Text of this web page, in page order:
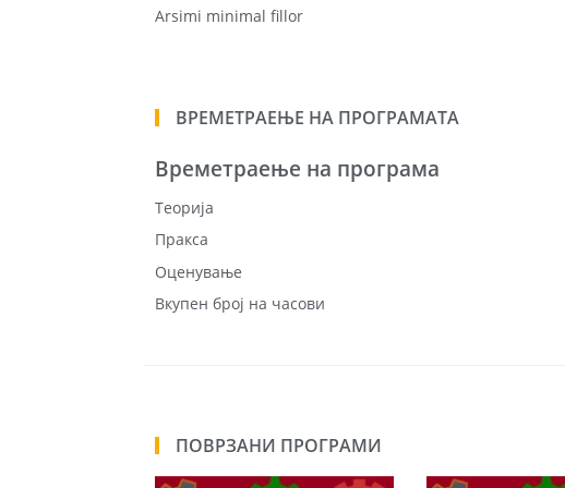
Arsimi minimal fillor
ВРЕМЕТРАЕЊЕ НА ПРОГРАМАТА
Времетраење на програма
Теорија
Пракса
Оценување
Вкупен број на часови
ПОВРЗАНИ ПРОГРАМИ